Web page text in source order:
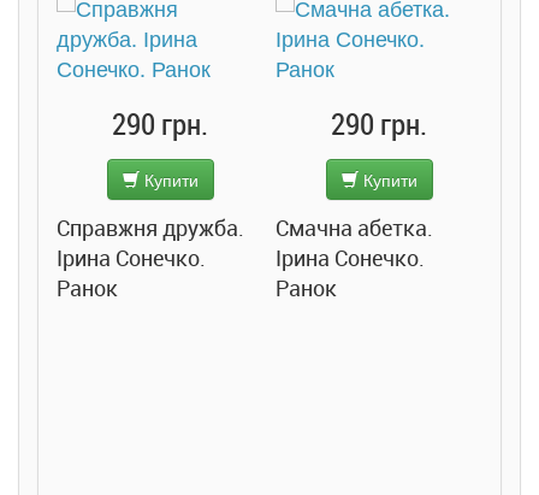
290 грн.
Купити
Справжня дружба.
Ірина Сонечко.
Ранок
290 грн.
Купити
Смачна абетка.
Ірина Сонечко.
Ранок